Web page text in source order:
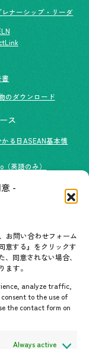
-
お問い合わせフォーム
意する』をクリックす
同意されない場合、
ます。
analyze traffic,
to the use of
the contact form on
Always active
ナーシップ・リーダ
のダウンロード
ス
る日ASEAN基本情
英語のみ）
先一覧